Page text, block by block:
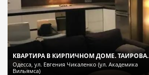
КВАРТИРА В КИРПИЧНОМ ДОМЕ. ТАИРОВА.
Одесса, ул. Евгения Чикаленко (ул. Академика
Вильямса)